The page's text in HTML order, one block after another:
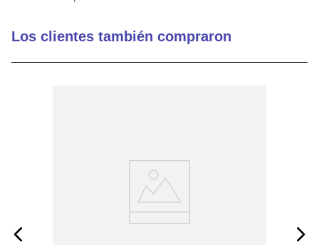
Los clientes también compraron